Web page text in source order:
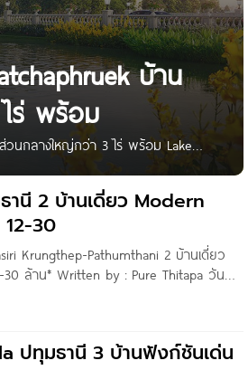
บ้าน
ไร่ พร้อม
วนกลางใหญ่กว่า 3 ไร่ พร้อม Lake
อ.เมืองปทุมธานี จ.ปทุมธานี เชื่อมต่อ
านี 2 บ้านเดี่ยว Modern
30
Krungthep-Pathumthani 2 บ้านเดี่ยว
ล้าน* Written by : Pure Thitapa วันนี้
-ปทุมธานี 2‘ บ้านเดี่ยว Luxury Class สไตล์
ปทุมธานี 3 บ้านฟังก์ชันเด่น